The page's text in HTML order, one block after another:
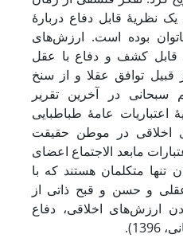
نظریۀ قابل دفاع دربارۀ
بوده است. ارزش‌های
قابل کشف و دفاع با عقل
قبیل توافق عقلا و از سنخ
در آخرین تقریر
عامۀ طباطبایی
اخلاقی در موطن حقیقت
مابعد الاجتماع اعضای
تنها متکلمان هستند که با
و حسن و قبح ذاتی از
ارزش‌های اخلاقی، دفاع